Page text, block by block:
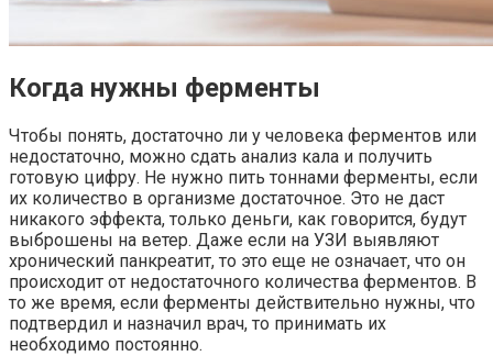
Когда нужны ферменты
Чтобы понять, достаточно ли у человека ферментов или
недостаточно, можно сдать анализ кала и получить
готовую цифру. Не нужно пить тоннами ферменты, если
их количество в организме достаточное. Это не даст
никакого эффекта, только деньги, как говорится, будут
выброшены на ветер. Даже если на УЗИ выявляют
хронический панкреатит, то это еще не означает, что он
происходит от недостаточного количества ферментов. В
то же время, если ферменты действительно нужны, что
подтвердил и назначил врач, то принимать их
необходимо постоянно.